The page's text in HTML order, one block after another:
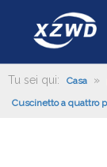
Tu sei qui: Casa »
Cuscinetto a quattro